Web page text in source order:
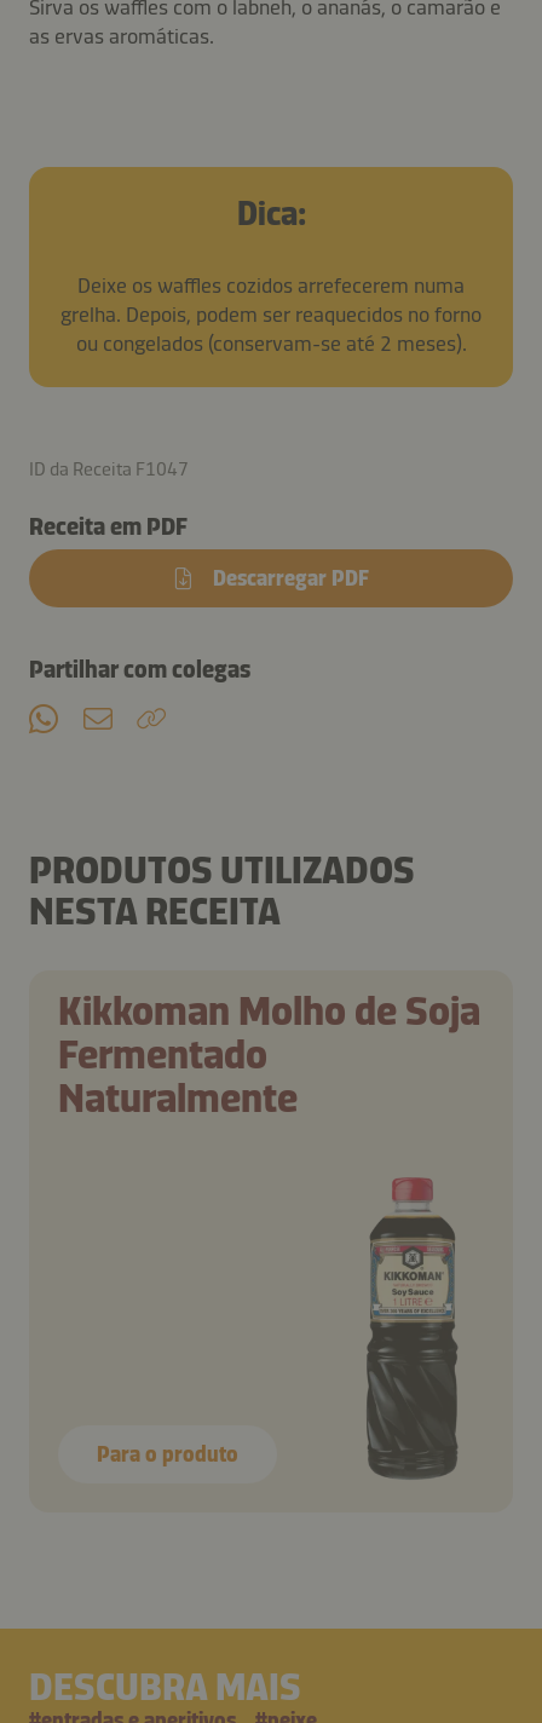
Sirva os waffles com o labneh, o ananás, o camarão e
as ervas aromáticas.
Dica:
Deixe os waffles cozidos arrefecerem numa
grelha. Depois, podem ser reaquecidos no forno
ou congelados (conservam-se até 2 meses).
ID da Receita F1047
Receita em PDF
Descarregar PDF
Partilhar com colegas
PRODUTOS UTILIZADOS
NESTA RECEITA
Kikkoman Molho de Soja
Fermentado
Naturalmente
Para o produto
DESCUBRA MAIS